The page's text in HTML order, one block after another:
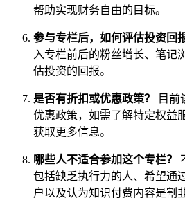
帮助实现财务自由的目标。
参与专栏后，如何评估投资回
入专栏前后的粉丝增长、笔记
估投资的回报。
是否有折扣或优惠政策？
目前
优惠政策，如需了解特定权益
获取更多信息。
哪些人不适合参加这个专栏？
包括缺乏执行力的人、希望通
户以及认为知识付费内容是割